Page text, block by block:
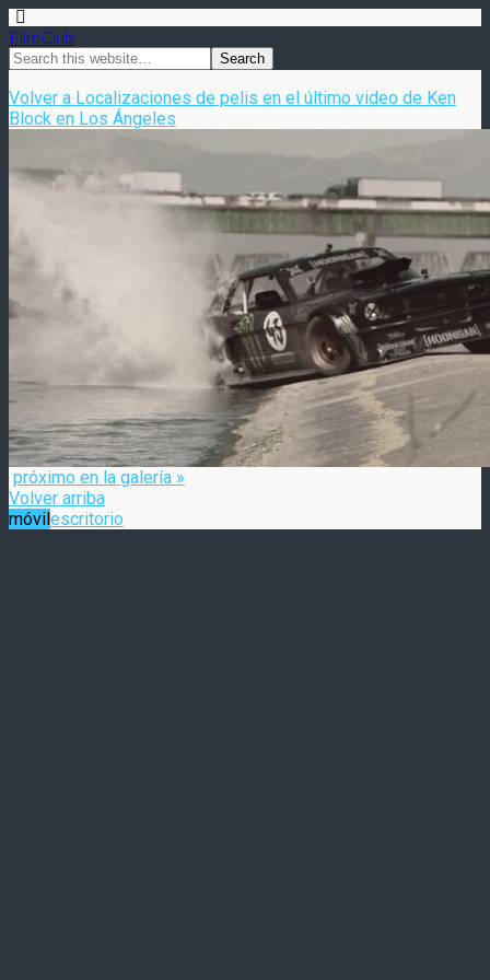
FilmClub
Volver a Localizaciones de pelis en el último video de Ken
Block en Los Ángeles
próximo en la galería »
Volver arriba
móvilescritorio